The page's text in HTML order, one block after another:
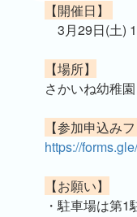
【開催日】
3月29日(土)
【場所】
さかいね幼稚園
【参加申込み
https://
【お願い】
・駐車場は第1